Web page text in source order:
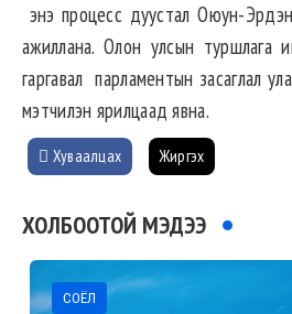
энэ процесс дуусталОюун-
ажиллана.Олон улсын туршлага
гаргавалпарламентын засаглал
мэтчилэн ярилцаад явна.
Хуваалцах Жиргэх
ХОЛБООТОЙ МЭДЭЭ
СОЁЛ